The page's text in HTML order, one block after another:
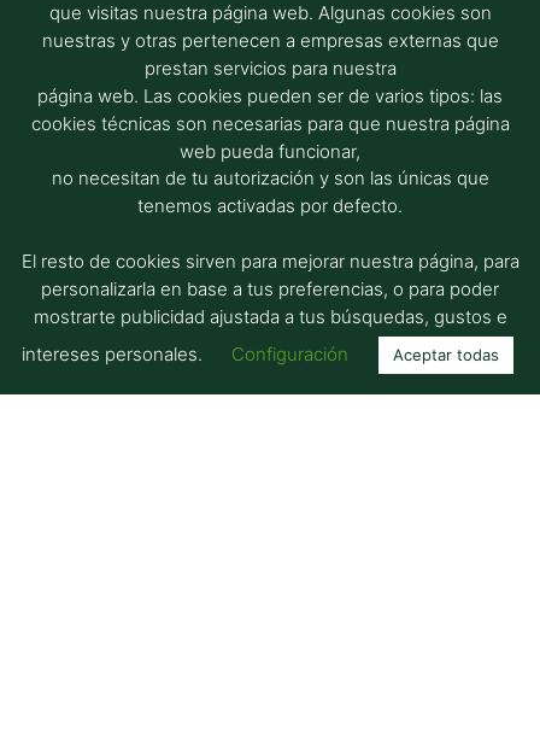
que visitas nuestra página web. Algunas cookies son
nuestras y otras pertenecen a empresas externas que
prestan servicios para nuestra
página web. Las cookies pueden ser de varios tipos: las
cookies técnicas son necesarias para que nuestra página
web pueda funcionar,
no necesitan de tu autorización y son las únicas que
tenemos activadas por defecto.
El resto de cookies sirven para mejorar nuestra página, para
personalizarla en base a tus preferencias, o para poder
mostrarte publicidad ajustada a tus búsquedas, gustos e
intereses personales.
Configuración Aceptar todas